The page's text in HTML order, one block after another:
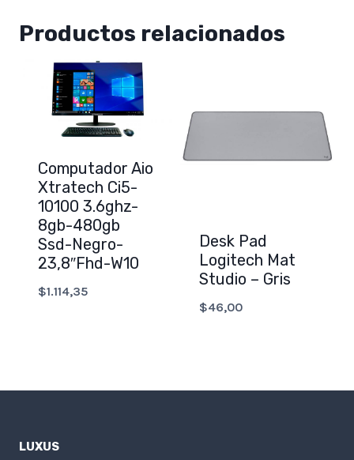
Productos relacionados
Computador Aio
Xtratech Ci5-
10100 3.6ghz-
8gb-480gb
Ssd-Negro-
23,8″Fhd-W10
$1.114,35
Desk Pad
Logitech Mat
Studio – Gris
$46,00
LUXUS